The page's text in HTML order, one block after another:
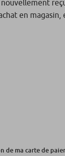
en magasin,
de ma carte de